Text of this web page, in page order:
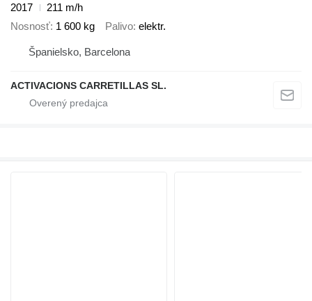
2017
211 m/h
Nosnosť 1 600 kg Palivo elektr.
Španielsko, Barcelona
ACTIVACIONS CARRETILLAS SL.